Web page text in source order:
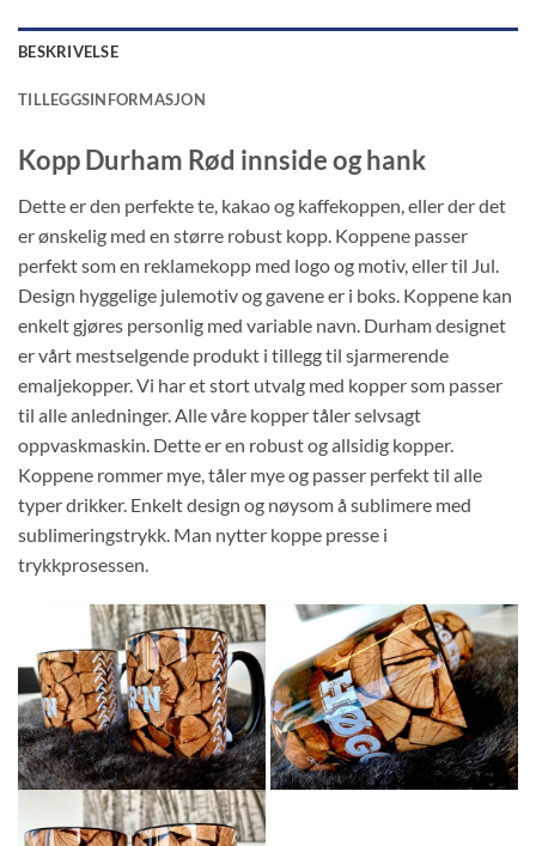
BESKRIVELSE
TILLEGGSINFORMASJON
Kopp Durham Rød innside og hank
Dette er den perfekte te, kakao og kaffekoppen, eller der det
er ønskelig med en større robust kopp. Koppene passer
perfekt som en reklamekopp med logo og motiv, eller til Jul.
Design hyggelige julemotiv og gavene er i boks. Koppene kan
enkelt gjøres personlig med variable navn. Durham designet
er vårt mestselgende produkt i tillegg til sjarmerende
emaljekopper. Vi har et stort utvalg med kopper som passer
til alle anledninger. Alle våre kopper tåler selvsagt
oppvaskmaskin. Dette er en robust og allsidig kopper.
Koppene rommer mye, tåler mye og passer perfekt til alle
typer drikker. Enkelt design og nøysom å sublimere med
sublimeringstrykk. Man nytter koppe presse i
trykkprosessen.